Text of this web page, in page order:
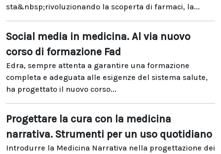
sta&nbsp;rivoluzionando la scoperta di farmaci, la...
Social media in medicina. Al via nuovo
corso di formazione Fad
Edra, sempre attenta a garantire una formazione
completa e adeguata alle esigenze del sistema salute,
ha progettato il nuovo corso...
Progettare la cura con la medicina
narrativa. Strumenti per un uso quotidiano
Introdurre la Medicina Narrativa nella progettazione dei